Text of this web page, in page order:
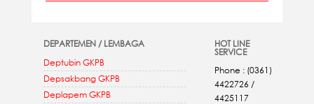
DEPARTEMEN / LEMBAGA
Deptubin GKPB
Depsakbang GKPB
Deplapem GKPB
HOT LINE
SERVICE
Phone : (0361)
4422726 /
4425117